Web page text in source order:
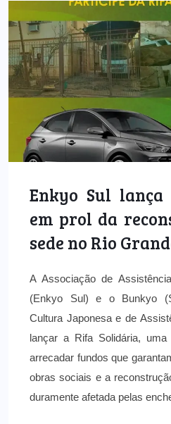
Enkyo Sul
em prol da
sede no Rio
A Associação de
(Enkyo Sul) e o Bunkyo
Cultura Japonesa e de
lançar a Rifa Solidária,
arrecadar fundos que
obras sociais e a
duramente afetada pelas